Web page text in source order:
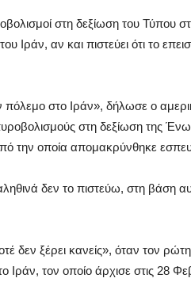
στη δεξίωση του Τύπου
Ιράν, αν και πιστεύει ότι το
στο Ιράν», δήλωσε ο
στη δεξίωση της
την οποία απομακρύνθηκε
δεν το πιστεύω, στη βάση
δεν ξέρει κανείς», όταν τον
Ιράν, τον οποίο άρχισε στις 28